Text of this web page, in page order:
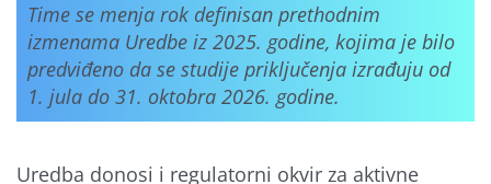
Time se menja rok definisan prethodnim
izmenama Uredbe iz 2025. godine, kojima je bilo
predviđeno da se studije priključenja izrađuju od
1. jula do 31. oktobra 2026. godine.
Uredba donosi i regulatorni okvir za aktivne